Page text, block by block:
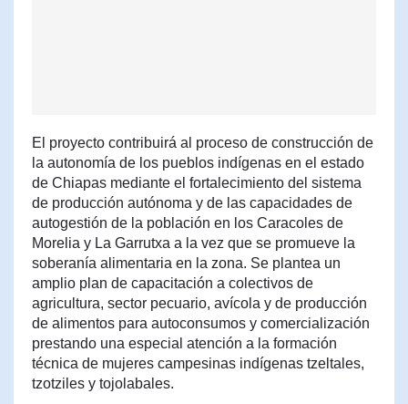
El proyecto contribuirá al proceso de construcción de
la autonomía de los pueblos indígenas en el estado
de Chiapas mediante el fortalecimiento del sistema
de producción autónoma y de las capacidades de
autogestión de la población en los Caracoles de
Morelia y La Garrutxa a la vez que se promueve la
soberanía alimentaria en la zona. Se plantea un
amplio plan de capacitación a colectivos de
agricultura, sector pecuario, avícola y de producción
de alimentos para autoconsumos y comercialización
prestando una especial atención a la formación
técnica de mujeres campesinas indígenas tzeltales,
tzotziles y tojolabales.